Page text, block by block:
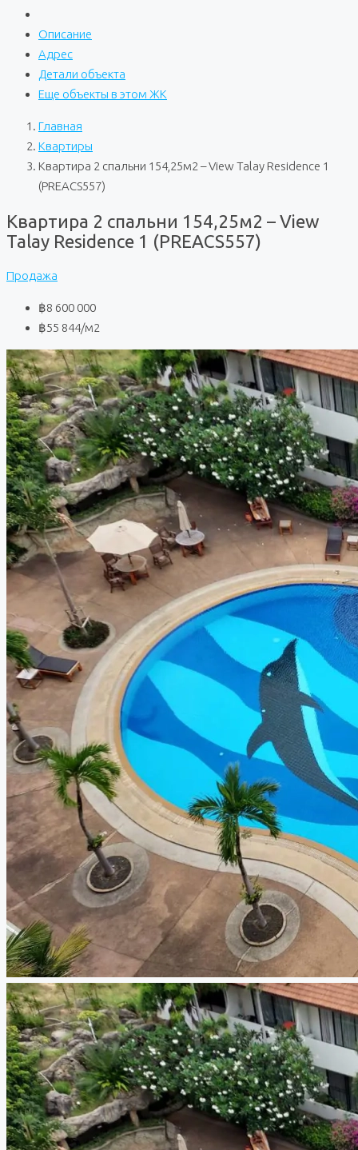
Описание
Адрес
Детали объекта
Еще объекты в этом ЖК
Главная
Квартиры
Квартира 2 спальни 154,25м2 – View Talay Residence 1
(PREACS557)
Квартира 2 спальни 154,25м2 – View
Talay Residence 1 (PREACS557)
Продажа
฿8 600 000
฿55 844/м2